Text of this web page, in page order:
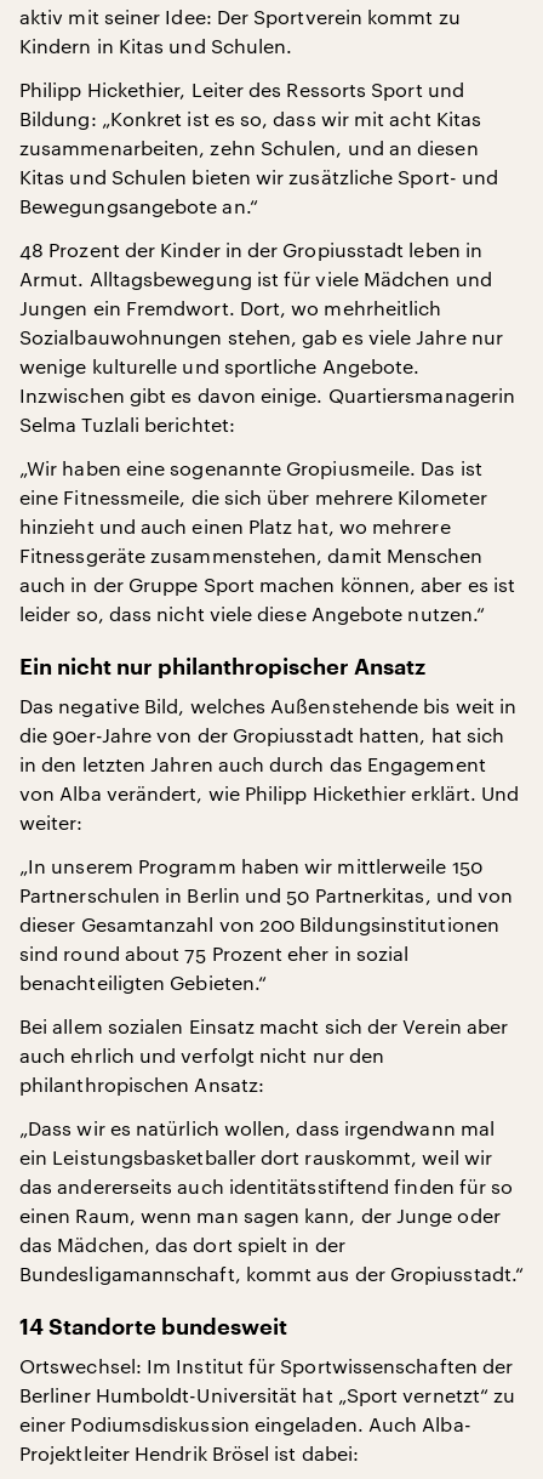
aktiv mit seiner Idee: Der Sportverein kommt zu
Kindern in Kitas und Schulen.
Philipp Hickethier, Leiter des Ressorts Sport und
Bildung: „Konkret ist es so, dass wir mit acht Kitas
zusammenarbeiten, zehn Schulen, und an diesen
Kitas und Schulen bieten wir zusätzliche Sport- und
Bewegungsangebote an.“
48 Prozent der Kinder in der Gropiusstadt leben in
Armut. Alltagsbewegung ist für viele Mädchen und
Jungen ein Fremdwort. Dort, wo mehrheitlich
Sozialbauwohnungen stehen, gab es viele Jahre nur
wenige kulturelle und sportliche Angebote.
Inzwischen gibt es davon einige. Quartiersmanagerin
Selma Tuzlali berichtet:
„Wir haben eine sogenannte Gropiusmeile. Das ist
eine Fitnessmeile, die sich über mehrere Kilometer
hinzieht und auch einen Platz hat, wo mehrere
Fitnessgeräte zusammenstehen, damit Menschen
auch in der Gruppe Sport machen können, aber es ist
leider so, dass nicht viele diese Angebote nutzen.“
Ein nicht nur philanthropischer Ansatz
Das negative Bild, welches Außenstehende bis weit in
die 90er-Jahre von der Gropiusstadt hatten, hat sich
in den letzten Jahren auch durch das Engagement
von Alba verändert, wie Philipp Hickethier erklärt. Und
weiter:
„In unserem Programm haben wir mittlerweile 150
Partnerschulen in Berlin und 50 Partnerkitas, und von
dieser Gesamtanzahl von 200 Bildungsinstitutionen
sind round about 75 Prozent eher in sozial
benachteiligten Gebieten.“
Bei allem sozialen Einsatz macht sich der Verein aber
auch ehrlich und verfolgt nicht nur den
philanthropischen Ansatz:
„Dass wir es natürlich wollen, dass irgendwann mal
ein Leistungsbasketballer dort rauskommt, weil wir
das andererseits auch identitätsstiftend finden für so
einen Raum, wenn man sagen kann, der Junge oder
das Mädchen, das dort spielt in der
Bundesligamannschaft, kommt aus der Gropiusstadt.“
14 Standorte bundesweit
Ortswechsel: Im Institut für Sportwissenschaften der
Berliner Humboldt-Universität hat „Sport vernetzt“ zu
einer Podiumsdiskussion eingeladen. Auch Alba-
Projektleiter Hendrik Brösel ist dabei: